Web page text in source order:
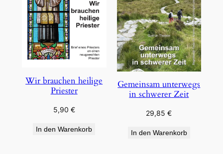
Wir brauchen heilige
Priester
5,90 €
In den Warenkorb
Gemeinsam unterwegs
in schwerer Zeit
29,85€
In den Warenkorb